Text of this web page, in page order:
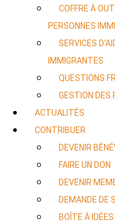
COFFRE À
PERSONNES
SERVICES
IMMIGRANTES
QUESTIONS
GESTION DES
ACTUALITÉS
CONTRIBUER
DEVENIR
FAIRE UN DON
DEVENIR
DEMANDE DE
BOÎTE À IDÉES